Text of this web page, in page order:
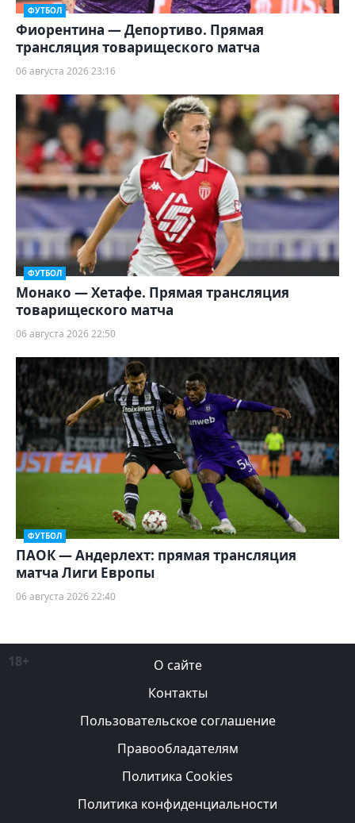
ФУТБОЛ
Фиорентина — Депортиво. Прямая
трансляция товарищеского матча
06 августа 2026 23:16
ФУТБОЛ
Монако — Хетафе. Прямая трансляция
товарищеского матча
06 августа 2026 22:50
ФУТБОЛ
ПАОК — Андерлехт: прямая трансляция
матча Лиги Европы
06 августа 2026 22:40
18+
О сайте
Контакты
Пользовательское соглашение
Правообладателям
Политика Cookies
Политика конфиденциальности